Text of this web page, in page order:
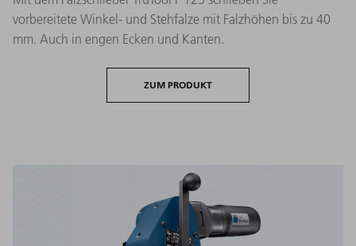
vorbereitete Winkel- und Stehfalze mit Falzhöhen bis zu 40
mm. Auch in engen Ecken und Kanten.
ZUM PRODUKT